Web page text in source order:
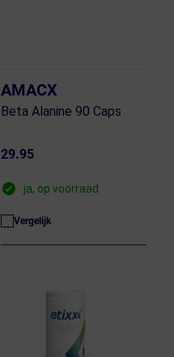
AMACX
Beta Alanine 90 Caps
29.95
ja, op voorraad
Vergelijk